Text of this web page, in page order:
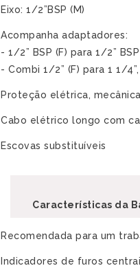
Eixo: 1/2”BSP (M)
Acompanha adaptadores:
- 1/2” BSP (F) para 1/2”
- Combi 1/2” (F) para 1 1/
Proteção elétrica,
Cabo elétrico longo com
Escovas substituíveis
Características da
Recomendada para um
Indicadores de furos